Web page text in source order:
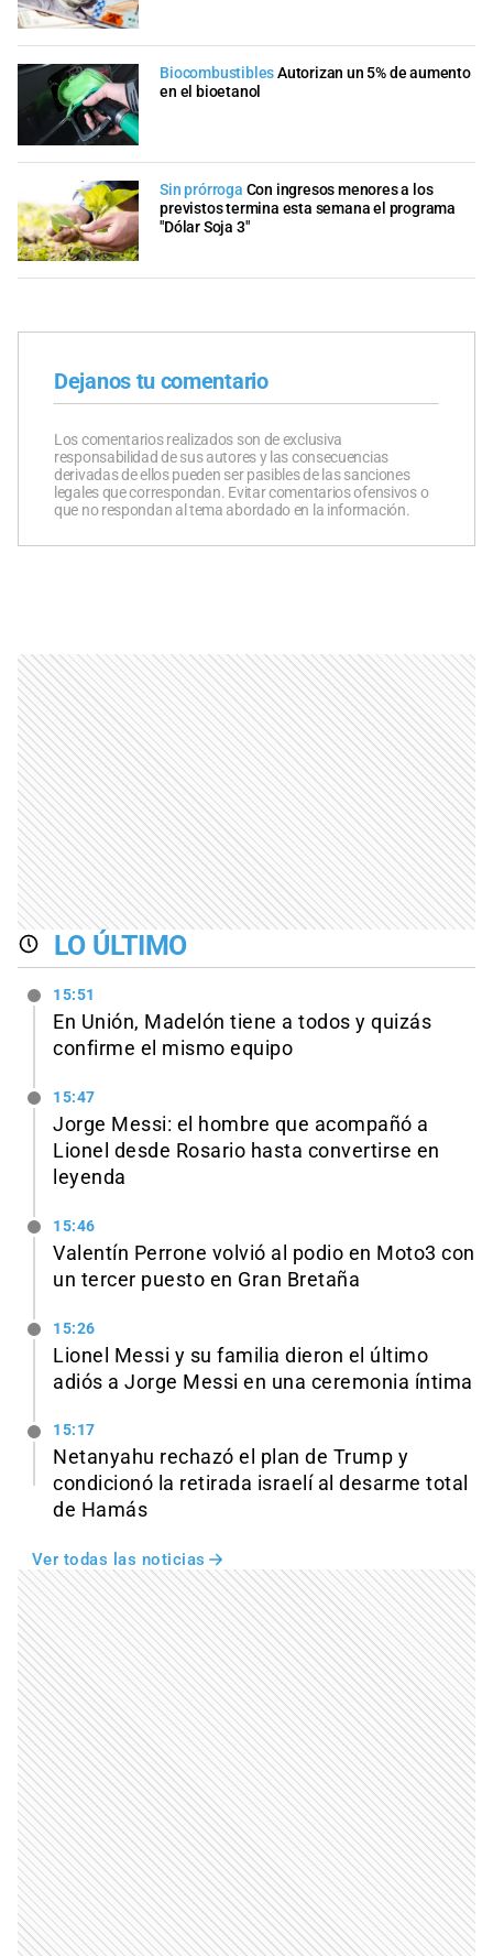
BiocombustiblesAutorizan un 5% de aumento
en el bioetanol
Sin prórroga Con ingresos menores a los
previstos termina esta semana el programa
"Dólar Soja 3"
Dejanos tu comentario
Los comentarios realizados son de exclusiva
responsabilidad de sus autores y las consecuencias
derivadas de ellos pueden ser pasibles de las sanciones
legales que correspondan. Evitar comentarios ofensivos o
que no respondan al tema abordado en la información.
LO ÚLTIMO
15:51
En Unión, Madelón tiene a todos y quizás
confirme el mismo equipo
15:47
Jorge Messi: el hombre que acompañó a
Lionel desde Rosario hasta convertirse en
leyenda
15:46
Valentín Perrone volvió al podio en Moto3 con
un tercer puesto en Gran Bretaña
15:26
Lionel Messi y su familia dieron el último
adiós a Jorge Messi en una ceremonia íntima
15:17
Netanyahu rechazó el plan de Trump y
condicionó la retirada israelí al desarme total
de Hamás
Ver todas las noticias